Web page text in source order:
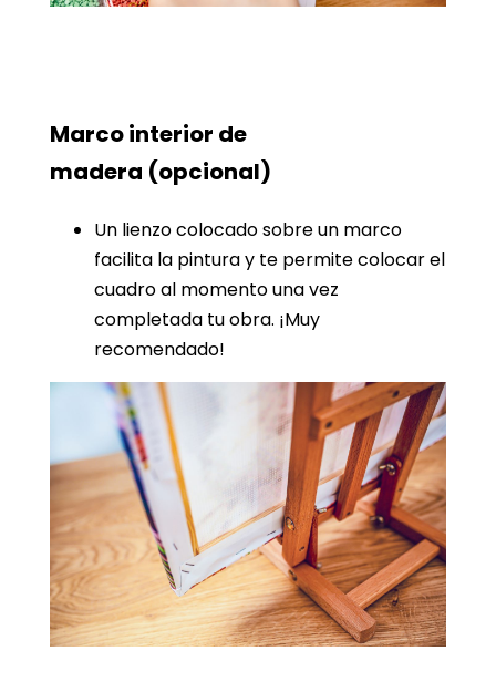
Marco interior de
madera (opcional)
Un lienzo colocado sobre un marco
facilita la pintura y te permite colocar el
cuadro al momento una vez
completada tu obra. ¡Muy
recomendado!